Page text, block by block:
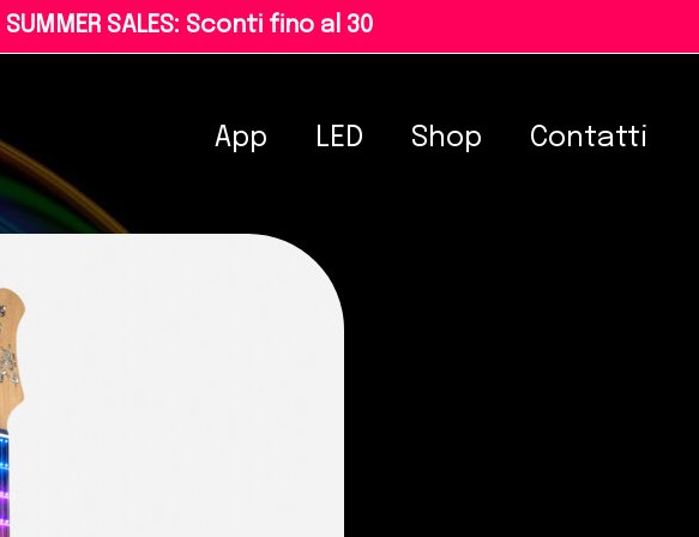
SUMMER SALES: Sconti fno al 30%
App LED Shop Contatti